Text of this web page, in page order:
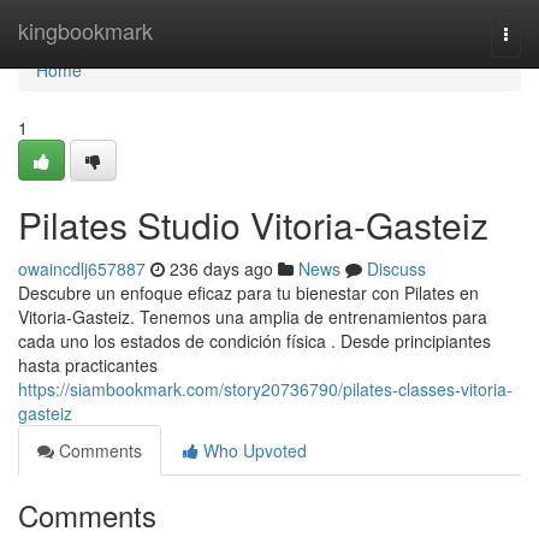
kingbookmark
Home
Home
1
Pilates Studio Vitoria-Gasteiz
owaincdlj657887 236 days ago News
Discuss
Descubre un enfoque eficaz para tu bienestar con Pilates en
Vitoria-Gasteiz. Tenemos una amplia de entrenamientos para
cada uno los estados de condición física . Desde principiantes
hasta practicantes
https://siambookmark.com/story20736790/pilates-classes-vitoria-
gasteiz
Comments
Who Upvoted
Comments